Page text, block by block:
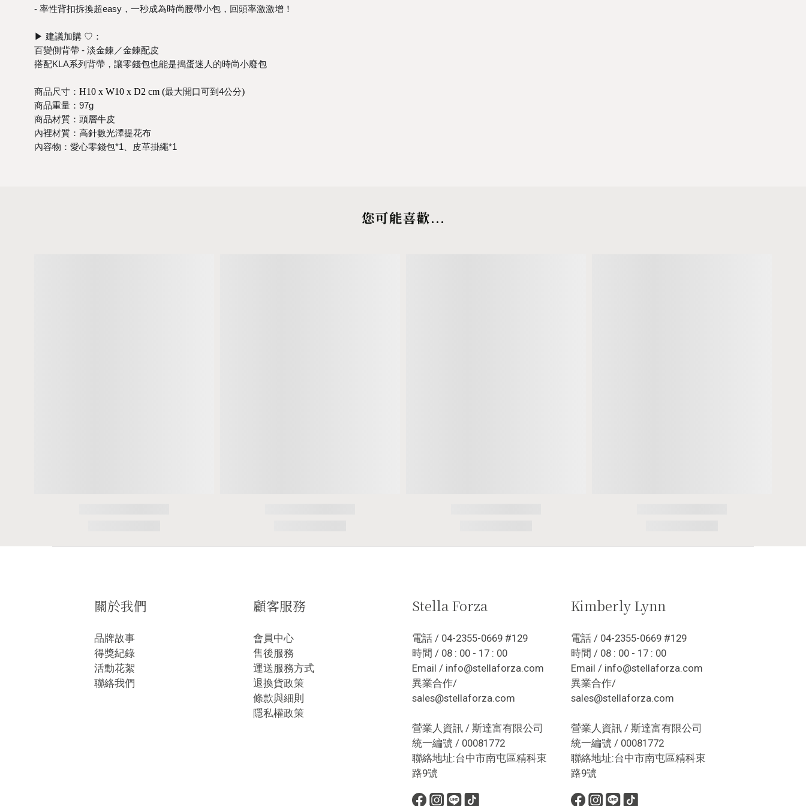
- 率性背扣拆換超easy，一秒成為時尚腰帶小包， 回頭率激激增！
▶︎ 建議加購 ♡：
百變側背帶 - 淡金鍊／金鍊配皮
搭配KLA系列背帶，讓零錢包也能是搗蛋迷人的時尚小廢包
商品尺寸： H10 x W10 x D2 cm (最大開口可到4公分)
商品重量：97g
商品材質：頭層牛皮
內裡材質：高針數光澤提花布
內容物： 愛心零錢包*1、皮革掛繩*1
您可能喜歡...
關於我們
品牌故事
得獎紀錄
活動花絮
聯絡我們
顧客服務
會員中心
售後服務
運送服務方式
退換貨政策
條款與細則
隱私權政策
Stella Forza
電話 / 04-2355-0669 #129
時間 / 08 : 00 - 17 : 00
Email / info@stellaforza.com
異業合作/
sales@stellaforza.com
營業人資訊 / 斯達富有限公司
統一編號 / 00081772
聯絡地址:台中市南屯區精科東
路9號
Kimberly Lynn
電話 / 04-2355-0669 #129
時間 / 08 : 00 - 17 : 00
Email / info@stellaforza.com
異業合作/
sales@stellaforza.com
營業人資訊 / 斯達富有限公司
統一編號 / 00081772
聯絡地址:台中市南屯區精科東
路9號